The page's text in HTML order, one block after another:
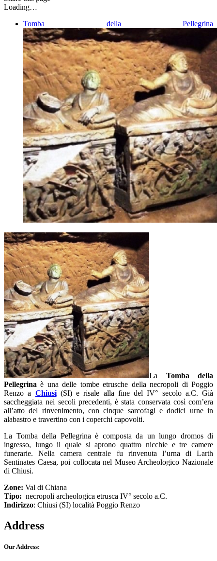
Loading…
Tomba della Pellegrina
La Tomba della
Pellegrina è una delle tombe etrusche della necropoli di Poggio
Renzo a Chiusi(SI) e risale alla fine del IV° secolo a.C. Già
saccheggiata nei secoli precedenti, è stata conservata così com’era
all’atto del rinvenimento, con cinque sarcofagi e dodici urne in
alabastro e travertino con i coperchi capovolti.
La Tomba della Pellegrina è composta da un lungo dromos di
ingresso, lungo il quale si aprono quattro nicchie e tre camere
funerarie. Nella camera centrale fu rinvenuta l’urna di Larth
Sentinates Caesa, poi collocata nel Museo Archeologico Nazionale
di Chiusi.
Zone: Val di Chiana
Tipo: necropoli archeologica etrusca IV° secolo a.C.
Indirizzo: Chiusi (SI) località Poggio Renzo
Address
Our Address: